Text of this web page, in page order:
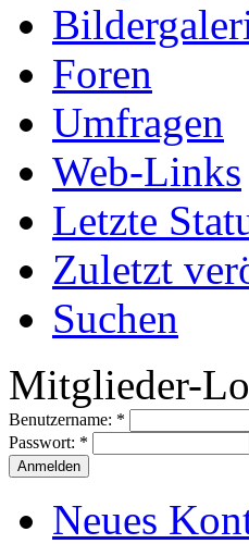
Foren
Umfragen
Web-Links
Letzte
Zuletzt
Suchen
Mitglieder-
Benutzername: *
Passwort: *
Neues